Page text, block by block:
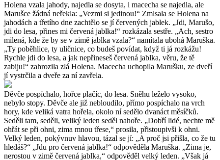
Holena vzala jahody, najedla se dosyta, i macecha se najedla, ale
Marušce žádná neřekla: „Vezmi si jedinou!“ Zmlsala se Holena na
jahodách a třetího dne zachtělo se jí červených jablek. „Jdi, Marušo,
jdi do lesa, přines mi červená jablka!“ rozkázala sestře. „Ach, sestro
milená, kde že by se v zimě jablka vzala?“ namítala ubohá Maruška.
„Ty poběhlice, ty uličnice, co budeš povídat, když ti já rozkážu!
Rychle jdi do lesa, a jak nepřineseš červená jablka, věru, že tě
zabiju!“ zahrozila zlá Holena. Macecha uchopila Marušku, ze dveří
jí vystrčila a dveře za ní zavřela.
Děvče pospíchalo, hořce plačíc, do lesa. Sněhu leželo vysoko,
nebylo stopy. Děvče ale již nebloudilo, přímo pospíchalo na vrch
hory, kde veliká vatra hořela, okolo ní sedělo dvanáct měsíčků.
Seděli tam, seděli, veliký leden seděl nahoře. „Dobří lidé, nechte mě
ohřát se při ohni, zima mnou třese,“ prosila, přistoupivši k ohni.
Velký leden, pokývnuv hlavou, tázal se jí: „A proč jsi přišla, co že tu
hledáš?“ „Jdu pro červená jablka!“ odpověděla Maruška. „Zima je,
nerostou v zimě červená jablka,“ odpověděl velký leden. „Však já